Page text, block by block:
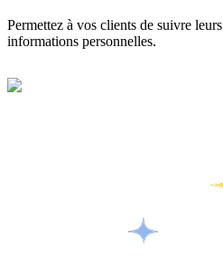
Permettez à vos clients de suivre
informations personnelles.